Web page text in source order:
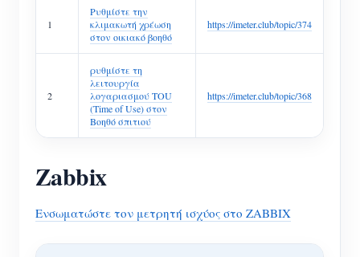
1
Ρυθμίστε την
κλιμακωτή χρέωση
στον οικιακό βοηθό
https://imeter.club/topic/374
2
ρυθμίστε τη
λειτουργία
λογαριασμού TOU
(Time of Use) στον
Βοηθό σπιτιού
https://imeter.club/topic/368
Zabbix
Ενσωματώστε τον μετρητή ισχύος στο ZABBIX